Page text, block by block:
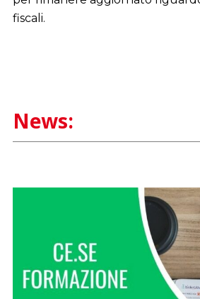
fiscali.
News: